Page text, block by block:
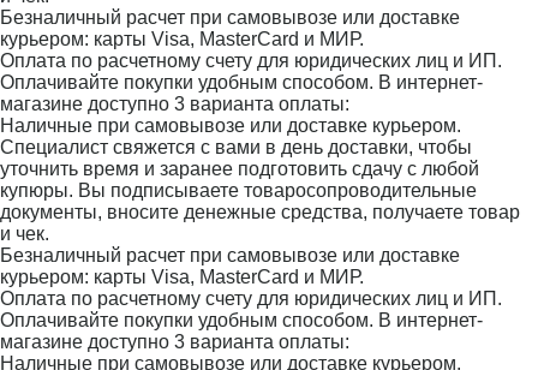
Безналичный расчет при самовывозе или доставке
курьером: карты Visa, MasterCard и МИР.
Оплата по расчетному счету для юридических лиц и ИП.
Оплачивайте покупки удобным способом. В интернет-
магазине доступно 3 варианта оплаты:
Наличные при самовывозе или доставке курьером.
Специалист свяжется с вами в день доставки, чтобы
уточнить время и заранее подготовить сдачу с любой
купюры. Вы подписываете товаросопроводительные
документы, вносите денежные средства, получаете товар
и чек.
Безналичный расчет при самовывозе или доставке
курьером: карты Visa, MasterCard и МИР.
Оплата по расчетному счету для юридических лиц и ИП.
Оплачивайте покупки удобным способом. В интернет-
магазине доступно 3 варианта оплаты:
Наличные при самовывозе или доставке курьером.